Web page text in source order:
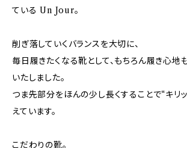
ている Un Jour。
削ぎ落していくバランスを大切に、
毎日履きたくなる靴として、もちろん履き心地
いたしました。
つま先部分をほんの少し長くすることで“キリ
えています。
こだわりの靴。